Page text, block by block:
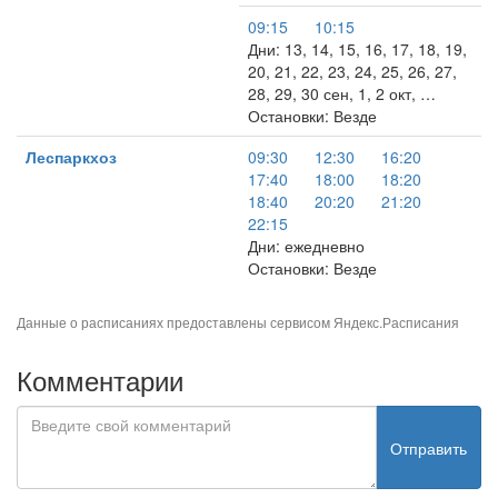
09:15
10:15
Дни: 13, 14, 15, 16, 17, 18, 19,
20, 21, 22, 23, 24, 25, 26, 27,
28, 29, 30 сен, 1, 2 окт, …
Остановки: Везде
Леспаркхоз
09:30 12:30
16:20
17:40
18:00
18:20
18:40
20:20
21:20
22:15
Дни: ежедневно
Остановки: Везде
Данные о расписаниях предоставлены сервисом Яндекс.Расписания
Комментарии
Отправить